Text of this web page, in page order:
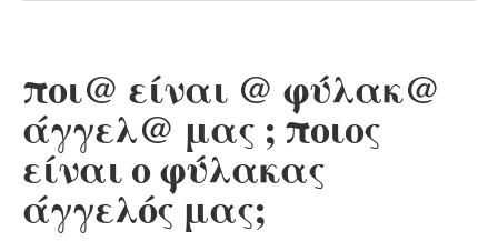
ποι@ είναι @ φύλακ@
άγγελ@ μας ; ποιος
είναι ο φύλακας
άγγελός μας;